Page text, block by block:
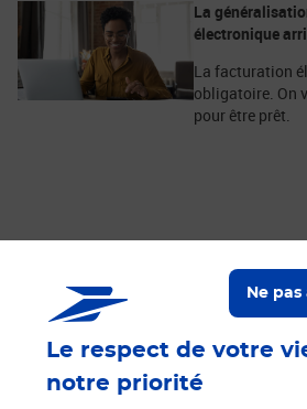
Le respect de votre
notre priorité
Ne
La
électronique
La facturation
obligatoire. On
pour être prêt.
Nos engagements
Proche de vous
Localiser un bureau de poste